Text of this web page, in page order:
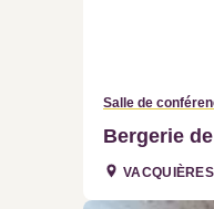
Salle de
Bergerie
VACQUIÈRES